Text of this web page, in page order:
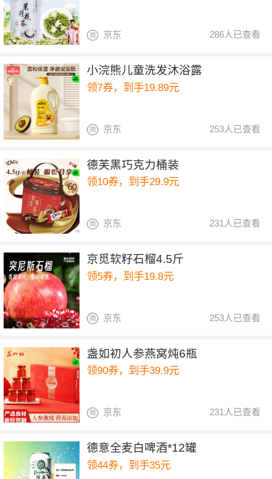
286人已查看
京东
小浣熊儿童洗发沐浴露
领7券，到手19.89元
253人已查看
京东
德芙黑巧克力桶装
领10券，到手29.9元
231人已查看
京东
京觅软籽石榴4.5斤
领5券，到手19.8元
253人已查看
京东
盏如初人参燕窝炖6瓶
领90券，到手39.9元
231人已查看
京东
德意全麦白啤酒*12罐
领44券，到手35元